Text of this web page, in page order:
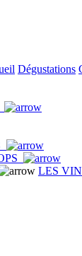
Dégustations
LES